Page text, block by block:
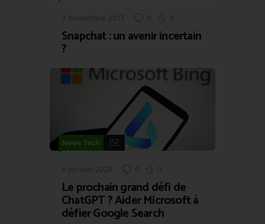
7 novembre 2017 0 0
Snapchat : un avenir incertain
?
News Tech
6 janvier 2023 0 0
Le prochain grand défi de
ChatGPT ? Aider Microsoft à
défier Google Search